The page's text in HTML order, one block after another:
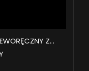
Z...